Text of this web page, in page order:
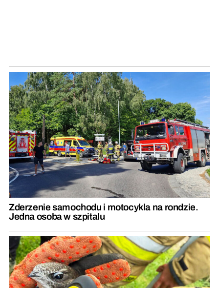
Zderzenie samochodu i motocykla na rondzie.
Jedna osoba w szpitalu